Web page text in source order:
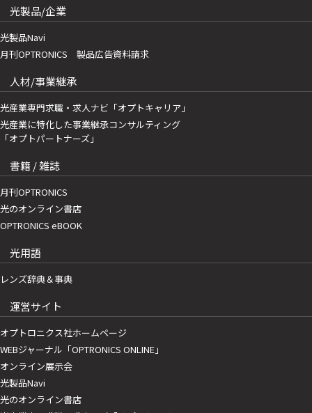
光製品/企業
光製品Navi
月刊OPTRONICS 製品広告資料請求
人材/事業継承
光産業専門求職・求人ナビ「オプトキャリア」
光産業に特化した事業継承コンサルティング
「オプトパートナーズ」
書籍 / 雑誌
月刊OPTRONICS
光のオンライン書店
OPTRONICS eBOOK
光用語
レンズ辞典＆事典
運営サイト
オプトロニクス社ホームページ
WEBジャーナル「OPTRONICS ONLINE」
オンライン展示会
光製品Navi
光のオンライン書店